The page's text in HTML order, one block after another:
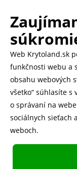
Web Krytoland.sk
funkčnosti webu a
obsahu webových
všetko“ súhlasíte s
o správaní na
sociálnych sieťach
weboch.